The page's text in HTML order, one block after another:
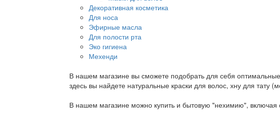
Декоративная косметика
Для носа
Эфирные масла
Для полости рта
Эко гигиена
Мехенди
В нашем магазине вы сможете подобрать для себя
здесь вы найдете натуральные краски для волос, хну для тату
В нашем магазине можно купить и бытовую "нехимию",